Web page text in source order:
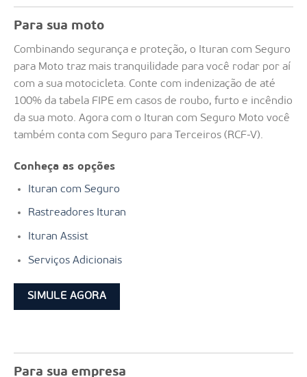
Para sua moto
Combinando segurança e proteção, o Ituran com Seguro
para Moto traz mais tranquilidade para você rodar por aí
com a sua motocicleta. Conte com indenização de até
100% da tabela FIPE em casos de roubo, furto e incêndio
da sua moto. Agora com o Ituran com Seguro Moto você
também conta com Seguro para Terceiros (RCF-V).
Conheça as opções
Ituran com Seguro
Rastreadores Ituran
Ituran Assist
Serviços Adicionais
SIMULE AGORA
Para sua empresa